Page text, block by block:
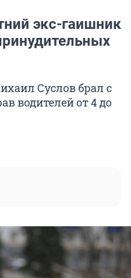
экс-гаишник
Суслов брал с
водителей от 4 до